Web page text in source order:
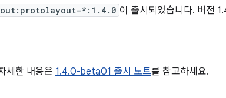
*:1.4.0 이 출시되었습니다. 버전
세한 내용은 1.4.0-beta01 출시 노트를 참고하세요.